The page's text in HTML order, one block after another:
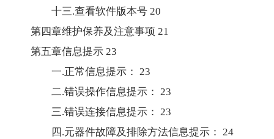
十三.查看软件版本号 20
第四章维护保养及注意事项 21
第五章信息提示 23
一.正常信息提示： 23
二.错误操作信息提示： 23
三.错误连接信息提示： 23
四.元器件故障及排除方法信息提示： 24